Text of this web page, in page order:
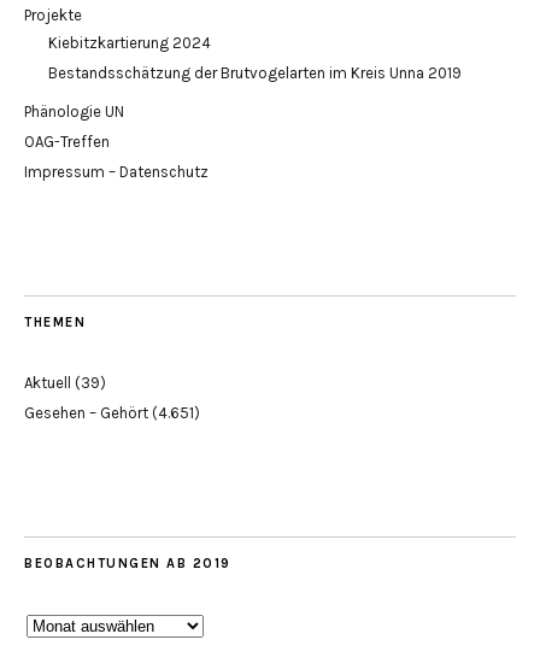
Projekte
Kiebitzkartierung 2024
Bestandsschätzung der Brutvogelarten im Kreis Unna 2019
Phänologie UN
OAG-Treffen
Impressum – Datenschutz
THEMEN
Aktuell (39)
Gesehen – Gehört (4.651)
BEOBACHTUNGEN AB 2019
Beobachtungen